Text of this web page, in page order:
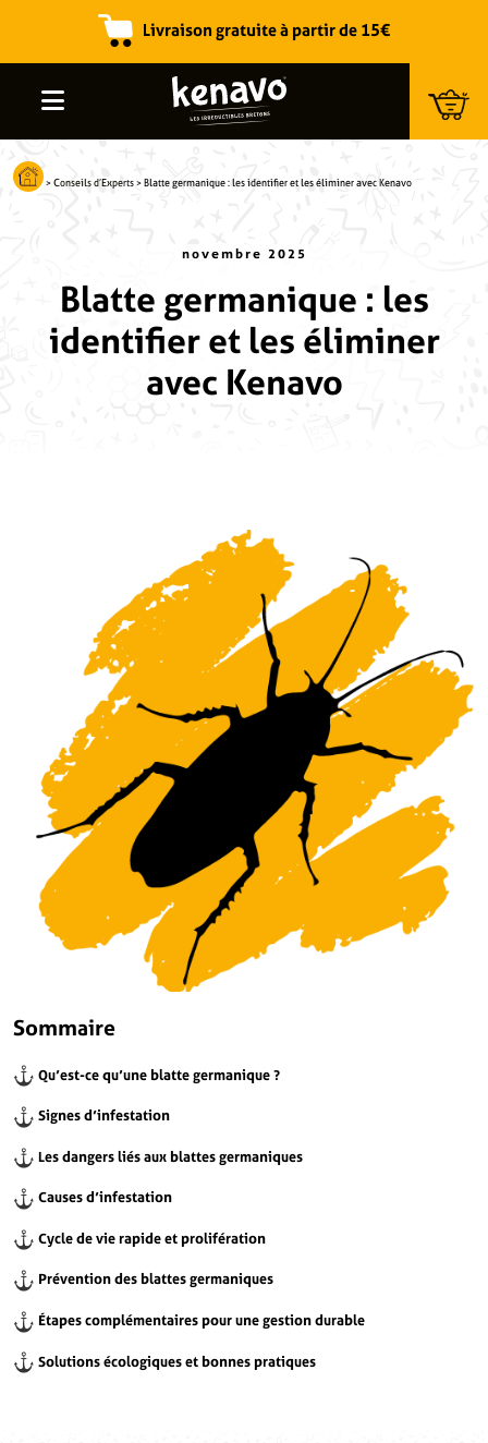
>Conseils d’Experts>Blatte germanique : les identifier et les éliminer avec Kenavo
novembre 2025
Blatte germanique : les
identifier et les éliminer
avec Kenavo
Sommaire
Qu’est-ce qu’une blatte germanique ?
Signes d’infestation
Les dangers liés aux blattes germaniques
Causes d’infestation
Cycle de vie rapide et prolifération
Prévention des blattes germaniques
Étapes complémentaires pour une gestion durable
Solutions écologiques et bonnes pratiques
Livraison gratuite à partir de 15€